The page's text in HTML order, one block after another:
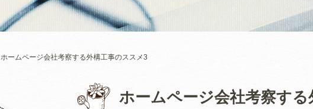
ホームページ会社考察する外構工事のススメ3
ホームページ会社考察す